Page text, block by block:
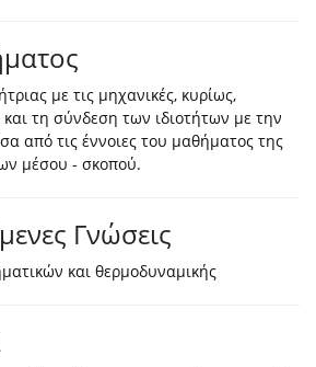
με τις μηχανικές, κυρίως,
και τη σύνδεση των ιδιοτήτων με την
από τις έννοιες του μαθήματος της
μέσου - σκοπού.
Γνώσεις
και θερμοδυναμικής